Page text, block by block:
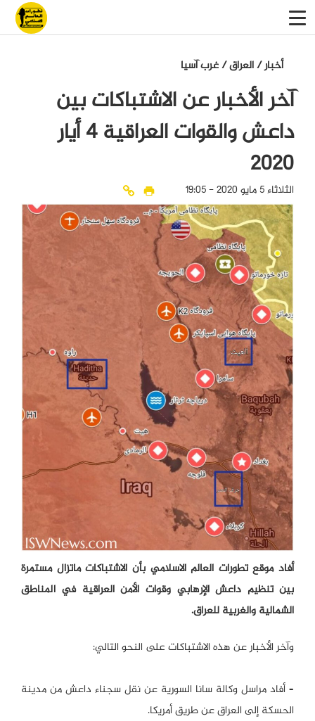
أخبار/العراق/غرب آسيا
آخر الأخبار عن الاشتباكات بين
داعش والقوات العراقية 4 أيار
2020
الثلاثاء 5 مايو 2020 - 19:05
أفاد موقع تطورات العالم الاسلامي بأن الاشتباكات ماتزال مستمرة
بين تنظيم داعش الإرهابي وقوات الأمن العراقية في المناطق
الشمالية والغربية للعراق.
وآخر الأخبار عن هذه الاشتباكات على النحو التالي:
– أفاد مراسل وكالة سانا السورية عن نقل سجناء داعش من مدينة
الحسكة إلى العراق عن طريق أمريكا.